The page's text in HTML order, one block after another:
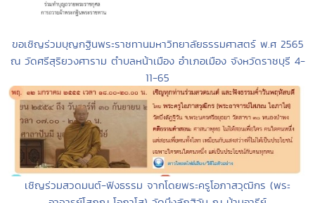
ขอเชิญร่วมบุญกฐินพระราชทานมหาวิทยาลัยธรรมศาสตร์ พ.ศ 2565
ณ วัดศรีสุริยวงศาราม ตำบลหน้าเมือง อำเภอเมือง จังหวัดราชบุรี 4-
11-65
เชิญร่วมสวดมนต์-ฟังธรรม จากโดยพระครูโอภาสวุฒิกร (พระ